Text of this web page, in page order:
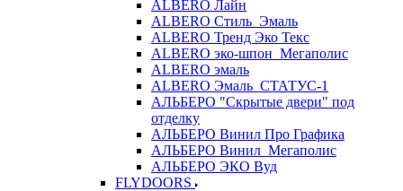
ALBERO Лайн
ALBERO Стиль_Эмаль
ALBERO Тренд Эко Текс
ALBERO эко-шпон_Мегаполис
ALBERO эмаль
ALBERO Эмаль_СТАТУС-1
АЛЬБЕРО "Скрытые двери" под
отделку
АЛЬБЕРО Винил Про Графика
АЛЬБЕРО Винил_Мегаполис
АЛЬБЕРО ЭКО Вуд
FLYDOORS